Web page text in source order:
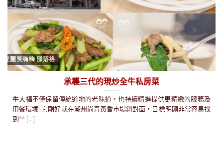
虎麗笑嗨嗨 部落格
承襲三代的現炒全牛私房菜
牛大福不僅保留傳統道地的老味道，也持續精進提供更精緻的服務及
用餐環境! 它剛好就在潮州尚青黃昏市場斜對面，目標明顯非常容易找
到^^ [...]